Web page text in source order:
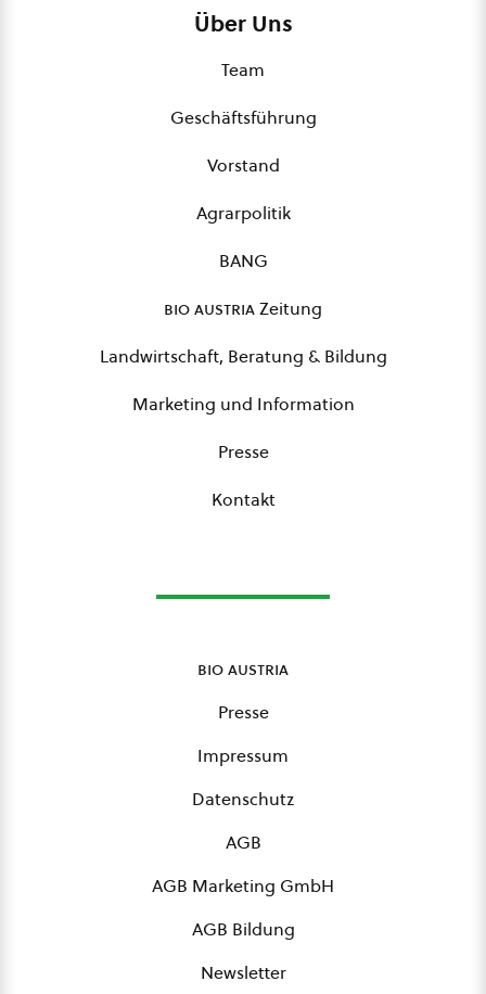
Über Uns
Team
Geschäftsführung
Vorstand
Agrarpolitik
BANG
bio austriaZeitung
Landwirtschaft, Beratung & Bildung
Marketing und Information
Presse
Kontakt
bio austria
Presse
Impressum
Datenschutz
AGB
AGB Marketing GmbH
AGB Bildung
Newsletter